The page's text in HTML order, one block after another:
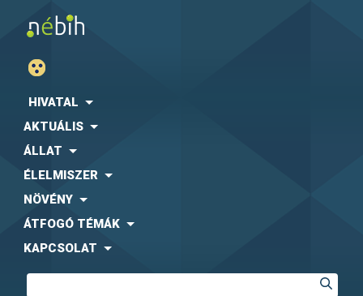
HIVATAL
AKTUÁLIS
ÁLLAT
ÉLELMISZER
NÖVÉNY
ÁTFOGÓ TÉMÁK
KAPCSOLAT